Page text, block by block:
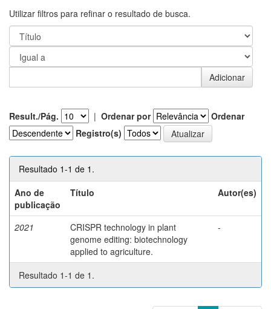
Utilizar filtros para refinar o resultado de busca.
Result./Pág. | Ordenar por
Ordenar
Registro(s)
Resultado 1-1 de 1.
Ano de
publicação
Título Autor(es)
2021
CRISPR technology in plant
genome editing: biotechnology
applied to agriculture.
-
Resultado 1-1 de 1.